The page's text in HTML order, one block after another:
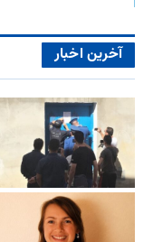
آخرین اخبار